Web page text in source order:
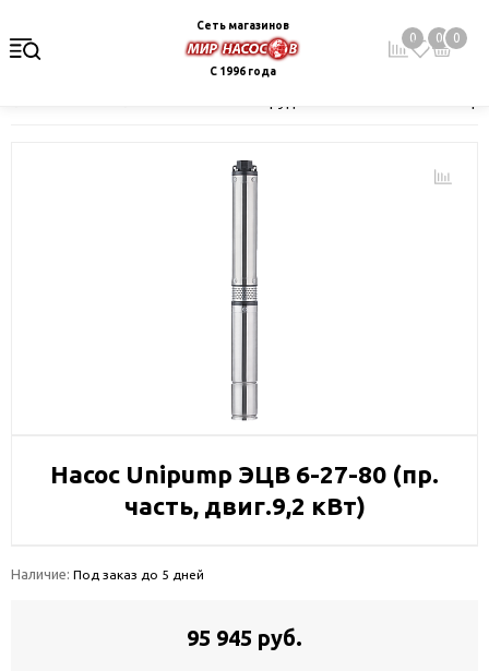
Сеть магазинов
С 1996 года
0 0 0
Насос Unipump ЭЦВ 6-27-80 (пр.
часть, двиг.9,2 кВт)
Наличие: Под заказ до 5 дней
95 945 руб.